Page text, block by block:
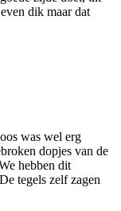
dik maar dat
was wel erg
dopjes van de
hebben dit
tegels zelf zagen